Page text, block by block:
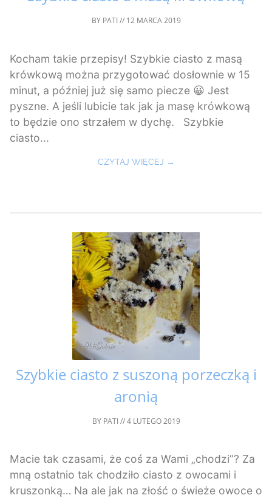
BY PATI // 12 MARCA 2019
Kocham takie przepisy! Szybkie ciasto z masą
krówkową można przygotować dosłownie w 15
minut, a później już się samo piecze 😀 Jest
pyszne. A jeśli lubicie tak jak ja masę krówkową
to będzie ono strzałem w dychę. Szybkie
ciasto...
CZYTAJ WIĘCEJ →
Szybkie ciasto z suszoną porzeczką i
aronią
BY PATI //4 LUTEGO 2019
Macie tak czasami, że coś za Wami „chodzi”? Za
mną ostatnio tak chodziło ciasto z owocami i
kruszonką… Na ale jak na złość o świeże owoce o